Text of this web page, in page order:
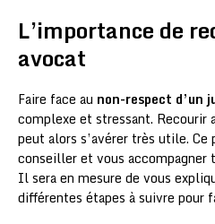
L’importance de
avocat
Faire face au non-respect d’un
complexe et stressant. Recourir
peut alors s’avérer très utile. Ce
conseiller et vous accompagner
Il sera en mesure de vous
différentes étapes à suivre pour